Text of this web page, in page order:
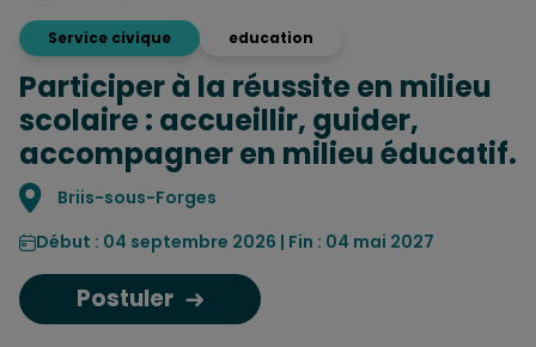
Service civique education
Participer à la réussite en milieu
scolaire : accueillir, guider,
accompagner en milieu éducatif.
Localisation
Briis-sous-Forges
Début : 04 septembre 2026 | Fin : 04 mai 2027
Postuler